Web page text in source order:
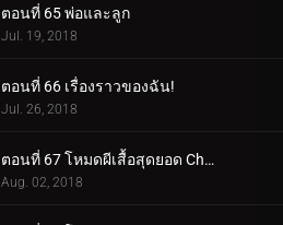
ตอนที่ 65 พ่อและลูก
Jul. 19, 2018
ตอนที่ 66 เรื่องราวของฉัน!
Jul. 26, 2018
ตอนที่ 67 โหมดผีเสื้อสุดยอด Cho-Cho!
Aug. 02, 2018